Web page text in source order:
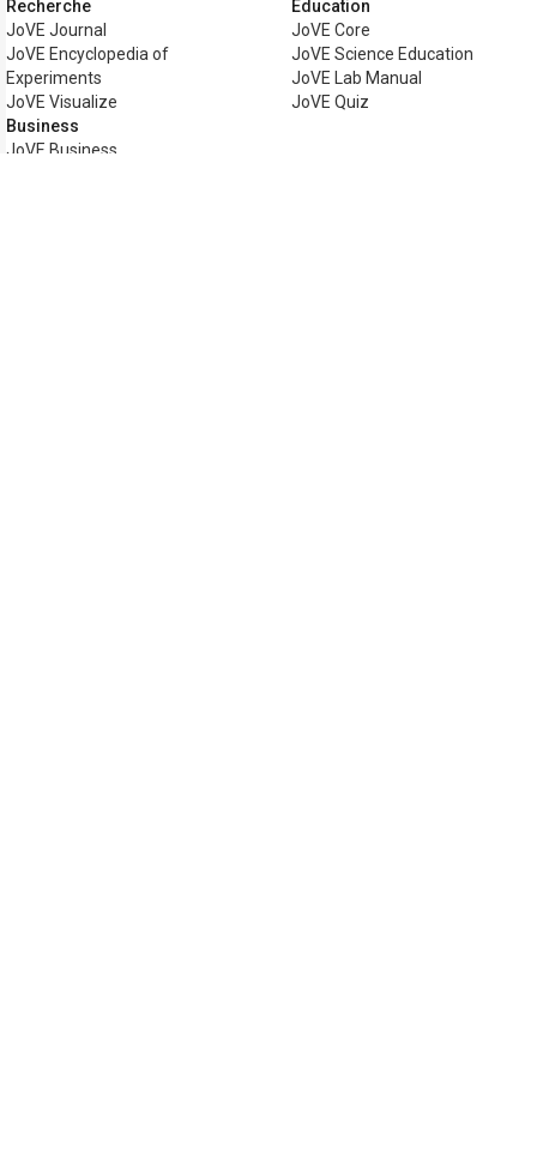
Recherche
JoVE Journal
JoVE Encyclopedia of
Experiments
JoVE Visualize
Business
JoVE Business
Éducation
JoVE Core
JoVE Science Education
JoVE Lab Manual
JoVE Quiz